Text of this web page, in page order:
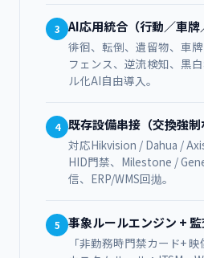
3 AI応用統合（行動／車牌
徘徊、転倒、遺留物、車
フェンス、逆流検知、黒
ル化AI自由導入。
4 既存設備串接（交換強制
対応Hikvision / Dahua /
HID門禁、Milestone /
信、ERP/WMS回拋。
5 事象ルールエンジン +
「非勤務時門禁カード+